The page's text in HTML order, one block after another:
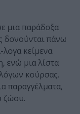
μια παράδοξα
δονούνται πάνω
κείμενα
ενώ μια λίστα
κούρσας.
παραγγέλματα,
ζώου.